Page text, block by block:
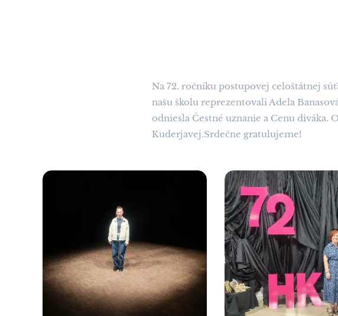
Na 72. ročníku postupovej celoštátnej
našu školu reprezentovali Adela
odniesla Čestné uznanie a Cenu
Kuderjavej.Srdečne gratulujeme!